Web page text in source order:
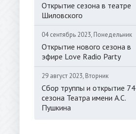
Открытие сезона в театре
Шиловского
04 сентябрь 2023, Понедельник
Открытие нового сезона в
эфире Love Radio Party
29 август 2023, Вторник
Сбор труппы и открытие 74
сезона Театра имени А.С.
Пушкина